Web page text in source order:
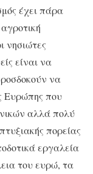
έχει πάρα
νησιώτες
είναι να
να
Ευρώπης που
αλλά πολύ
πορείας
εργαλεία
του ευρώ, τα